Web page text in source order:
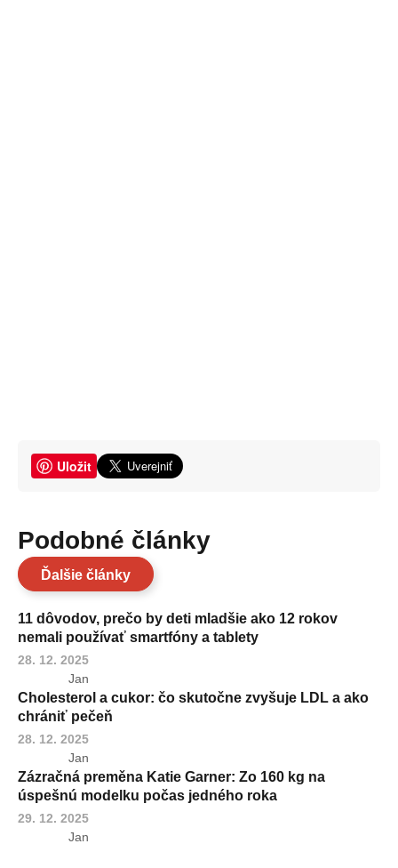
Uložit
Podobné články
Ďalšie články
11 dôvodov, prečo by deti mladšie ako 12 rokov
nemali používať smartfóny a tablety
28. 12. 2025
Jan
Cholesterol a cukor: čo skutočne zvyšuje LDL a ako
chrániť pečeň
28. 12. 2025
Jan
Zázračná preměna Katie Garner: Zo 160 kg na
úspešnú modelku počas jedného roka
29. 12. 2025
Jan